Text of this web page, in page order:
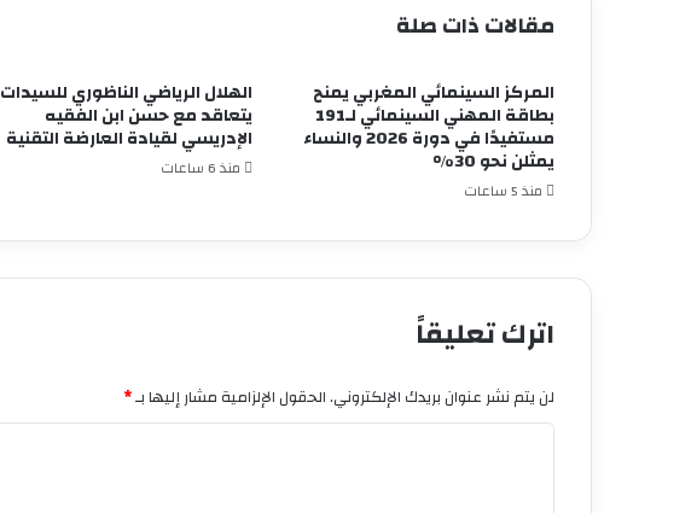
مقالات ذات صلة
المركز السينمائي المغربي يمنح
بطاقة المهني السينمائي لـ191
مستفيدًا في دورة 2026 والنساء
يمثلن نحو 30%
منذ 5 ساعات
الهلال الرياضي الناظوري للسيدات
يتعاقد مع حسن ابن الفقيه
الإدريسي لقيادة العارضة التقنية
منذ 6 ساعات
اترك تعليقاً
لن يتم نشر عنوان بريدك الإلكتروني.الحقول الإلزامية مشار إليها بـ*